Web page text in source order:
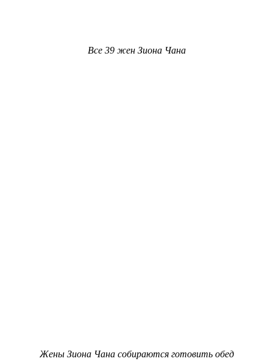
Все 39 жен Зиона Чана
Жены Зиона Чана собираются готовить обед